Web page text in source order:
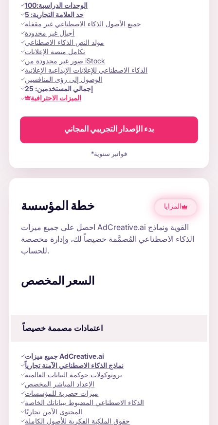
الوحدات الدراسية:
100
حد العلامة التجارية: 5
جميع الأصول الذكاء الاصطناعي غير مقفلة
أجيال غير محدودة
مولد النص الذكاء الاصطناعي
تكامل منصة الإعلانات
صور غير محدودة من iStock
الذكاء الاصطناعي للإعلانات الإبداعية الإعلانية
الوصول إلى رؤى المنافسين
إجمالي المستخدمين: 25
الميزات الاحترافية
بدء الإصدار التجريبي المجاني
*فواتير سنوية
خطة المؤسسة المزايا
احصل على جميع ميزات AdCreative.ai القوية ونماذج
الذكاء الاصطناعي المُصمَّمة خصيصاً لك، وإدارة مخصصة
للحساب.
السعر المخصص
اعتمادات مصممة خصيصاً
جميع ميزات AdCreative.ai
نماذج الذكاء الاصطناعي الآمنة تجارياً
بروتوكولات حوكمة البيانات العالمية
الإعداد المباشر المخصص
ميزات حصرية للمؤسسات
الذكاء الاصطناعي المضبوط ببياناتك الخاصة
المحتوى الآمن تجاريًا
حقوق الملكية الفكرية للأصول الكاملة